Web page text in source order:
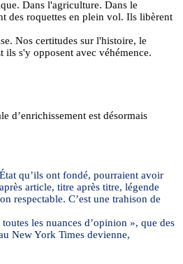
Dans l'agriculture. Dans le
des roquettes en plein vol. Ils libèrent
Nos certitudes sur l'histoire, le
s'y opposent avec véhémence.
d’enrichissement est désormais
qu’ils ont fondé, pourraient avoir
article, titre après titre, légende
respectable. C’est une trahison de
les nuances d’opinion », que des
New York Times devienne,